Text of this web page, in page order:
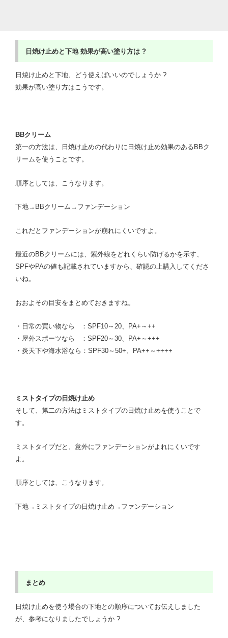
日焼け止めと下地 効果が高い塗り方は ?
日焼け止めと下地、どう使えばいいのでしょうか ?
効果が高い塗り方はこうです。
BBクリーム
第一の方法は、日焼け止めの代わりに日焼け止め効果のあるBBク
リームを使うことです。
順序としては、こうなります。
下地→BBクリーム→ファンデーション
これだとファンデーションが崩れにくいですよ。
最近のBBクリームには、紫外線をどれくらい防げるかを示す、
SPFやPAの値も記載されていますから、確認の上購入してくださ
いね。
おおよその目安をまとめておきますね 。
・日常の買い物なら ：SPF10～20、PA+～++
・屋外スポーツなら ：SPF20～30、PA+～+++
・炎天下や海水浴なら：SPF30～50+、PA++～++++
ミストタイプの日焼け止め
そして、第二の方法はミストタイプの日焼け止めを使うことで
す。
ミストタイプだと、意外にファンデーションがよれにくいです
よ。
順序としては、こうなります。
下地→ミストタイプの日焼け止め→ファンデーション
まとめ
日焼け止めを使う場合の下地との順序についてお伝えしました
が、参考になりましたでしょうか ?